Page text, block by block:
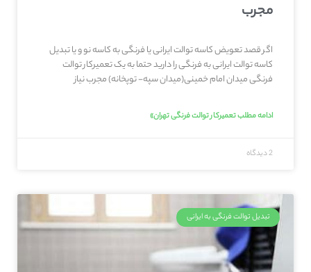
مجرب
اگر قصد تعویض کاسه توالت ایرانی یا فرنگی به کاسه نو و یا تبدیل
کاسه توالت ایرانی به فرنگی را دارید حتما به یک تعمیرکار توالت
فرنگی میدان امام خمینی(میدان سپه- توپخانه) مجرب نیاز
ادامه مطلب تعمیرکار توالت فرنگی تهران»
2 دیدگاه
تبدیل توالت فرنگی به ایرانی